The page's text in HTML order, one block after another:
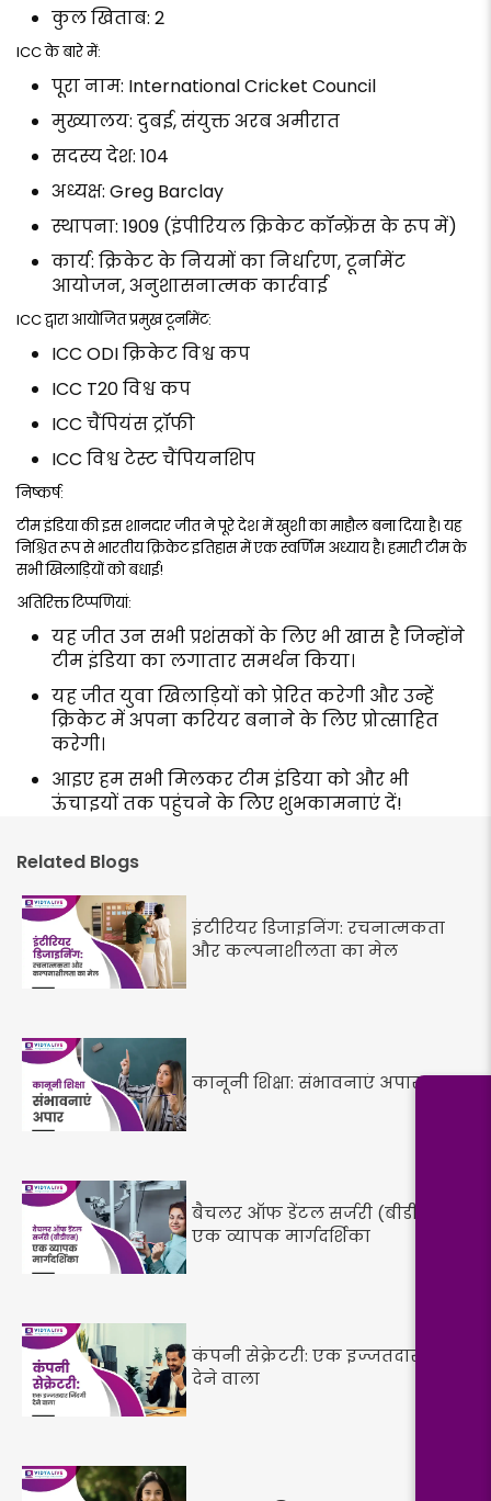
कुल खिताब: 2
ICC के बारे में:
पूरा नाम: International Cricket Council
मुख्यालय: दुबई, संयुक्त अरब अमीरात
सदस्य देश: 104
अध्यक्ष: Greg Barclay
स्थापना: 1909 (इंपीरियल क्रिकेट कॉन्फ्रेंस के रूप में)
कार्य: क्रिकेट के नियमों का निर्धारण, टूर्नामेंट
आयोजन, अनुशासनात्मक कार्रवाई
ICC द्वारा आयोजित प्रमुख टूर्नामेंट:
ICC ODI क्रिकेट विश्व कप
ICC T20 विश्व कप
ICC चैंपियंस ट्रॉफी
ICC विश्व टेस्ट चैंपियनशिप
निष्कर्ष:
टीम इंडिया की इस शानदार जीत ने पूरे देश में खुशी का माहौल बना दिया है। यह
निश्चित रूप से भारतीय क्रिकेट इतिहास में एक स्वर्णिम अध्याय है। हमारी टीम के
सभी खिलाड़ियों को बधाई!
अतिरिक्त टिप्पणियां:
यह जीत उन सभी प्रशंसकों के लिए भी खास है जिन्होंने
टीम इंडिया का लगातार समर्थन किया।
यह जीत युवा खिलाड़ियों को प्रेरित करेगी और उन्हें
क्रिकेट में अपना करियर बनाने के लिए प्रोत्साहित
करेगी।
आइए हम सभी मिलकर टीम इंडिया को और भी
ऊंचाइयों तक पहुंचने के लिए शुभकामनाएं दें!
Related Blogs
इंटीरियर डिजाइनिंग: रचनात्मकता
और कल्पनाशीलता का मेल
कानूनी शिक्षा: संभावनाएं अपार
बैचलर ऑफ डेंटल सर्जरी (बीडीएस):
एक व्यापक मार्गदर्शिका
कंपनी सेक्रेटरी: एक इज्जतदार जिंदगी
देने वाला